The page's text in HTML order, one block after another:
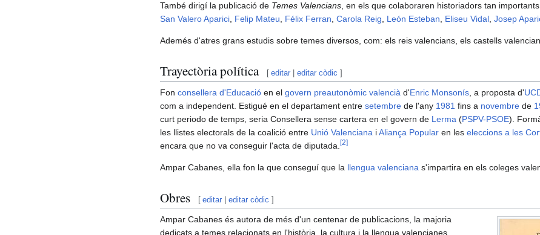
També dirigí la publicació de Temes Valencians , en els que colaboraren historiadors tan
San Valero Aparici Felip Mateu Félix Ferran Carola Reig León Esteban Eliseu Vidal Josep
Ademés d'atres grans estudis sobre temes diversos, com: els reis valencians, els castells
Trayectòria política [ editar |editar còdic ]
Fon consellera d'Educació en el govern preautonòmic valencià d'Enric Monsonís, a proposta d'
com a independent. Estigué en el departament entre setembre de l'any 1981 fins a novembre de
curt periodo de temps, seria Consellera sense cartera en el govern de Lerma (PSPV-PSOE).
les llistes electorals de la coalició entre Unió Valenciana iAliança Popular en les eleccions a les
encara que no va conseguir l'acta de diputada. [2]
Ampar Cabanes, ella fon la que conseguí que la llengua valenciana s'impartira en els coleges
Obres [ editar |editar còdic ]
Ampar Cabanes és autora de més d'un centenar de publicacions, la majoria
dedicats a temes relacionats en l'història, la cultura i la llengua valencianes.